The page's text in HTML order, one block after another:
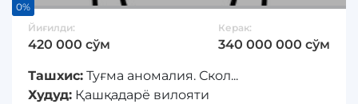
0%
Йиғилди:
420 000 сўм
Керак:
340 000 000 сўм
Ташхис: Туғма аномалия. Скол...
Худуд: Қашқадарё вилояти